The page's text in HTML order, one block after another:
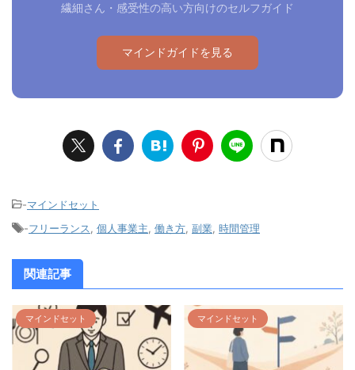
繊細さん・感受性の高い方向けのセルフガイド
マインドガイドを見る
-マインドセット
-フリーランス 個人事業主 働き方 副業 時間管理
関連記事
マインドセット マインドセット